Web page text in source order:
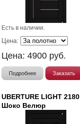
Есть в наличии.
Цена:
Цена: 4900 руб.
Подробнее Заказать
UBERTURE LIGHT 2180
Шоко Велюр